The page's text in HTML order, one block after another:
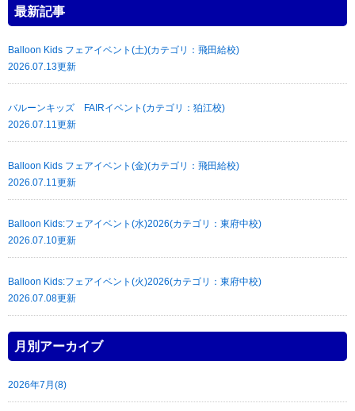
最新記事
Balloon Kids フェアイベント(土)(カテゴリ：飛田給校)
2026.07.13更新
バルーンキッズ FAIRイベント(カテゴリ：狛江校)
2026.07.11更新
Balloon Kids フェアイベント(金)(カテゴリ：飛田給校)
2026.07.11更新
Balloon Kids:フェアイベント(水)2026(カテゴリ：東府中校)
2026.07.10更新
Balloon Kids:フェアイベント(火)2026(カテゴリ：東府中校)
2026.07.08更新
月別アーカイブ
2026年7月(8)